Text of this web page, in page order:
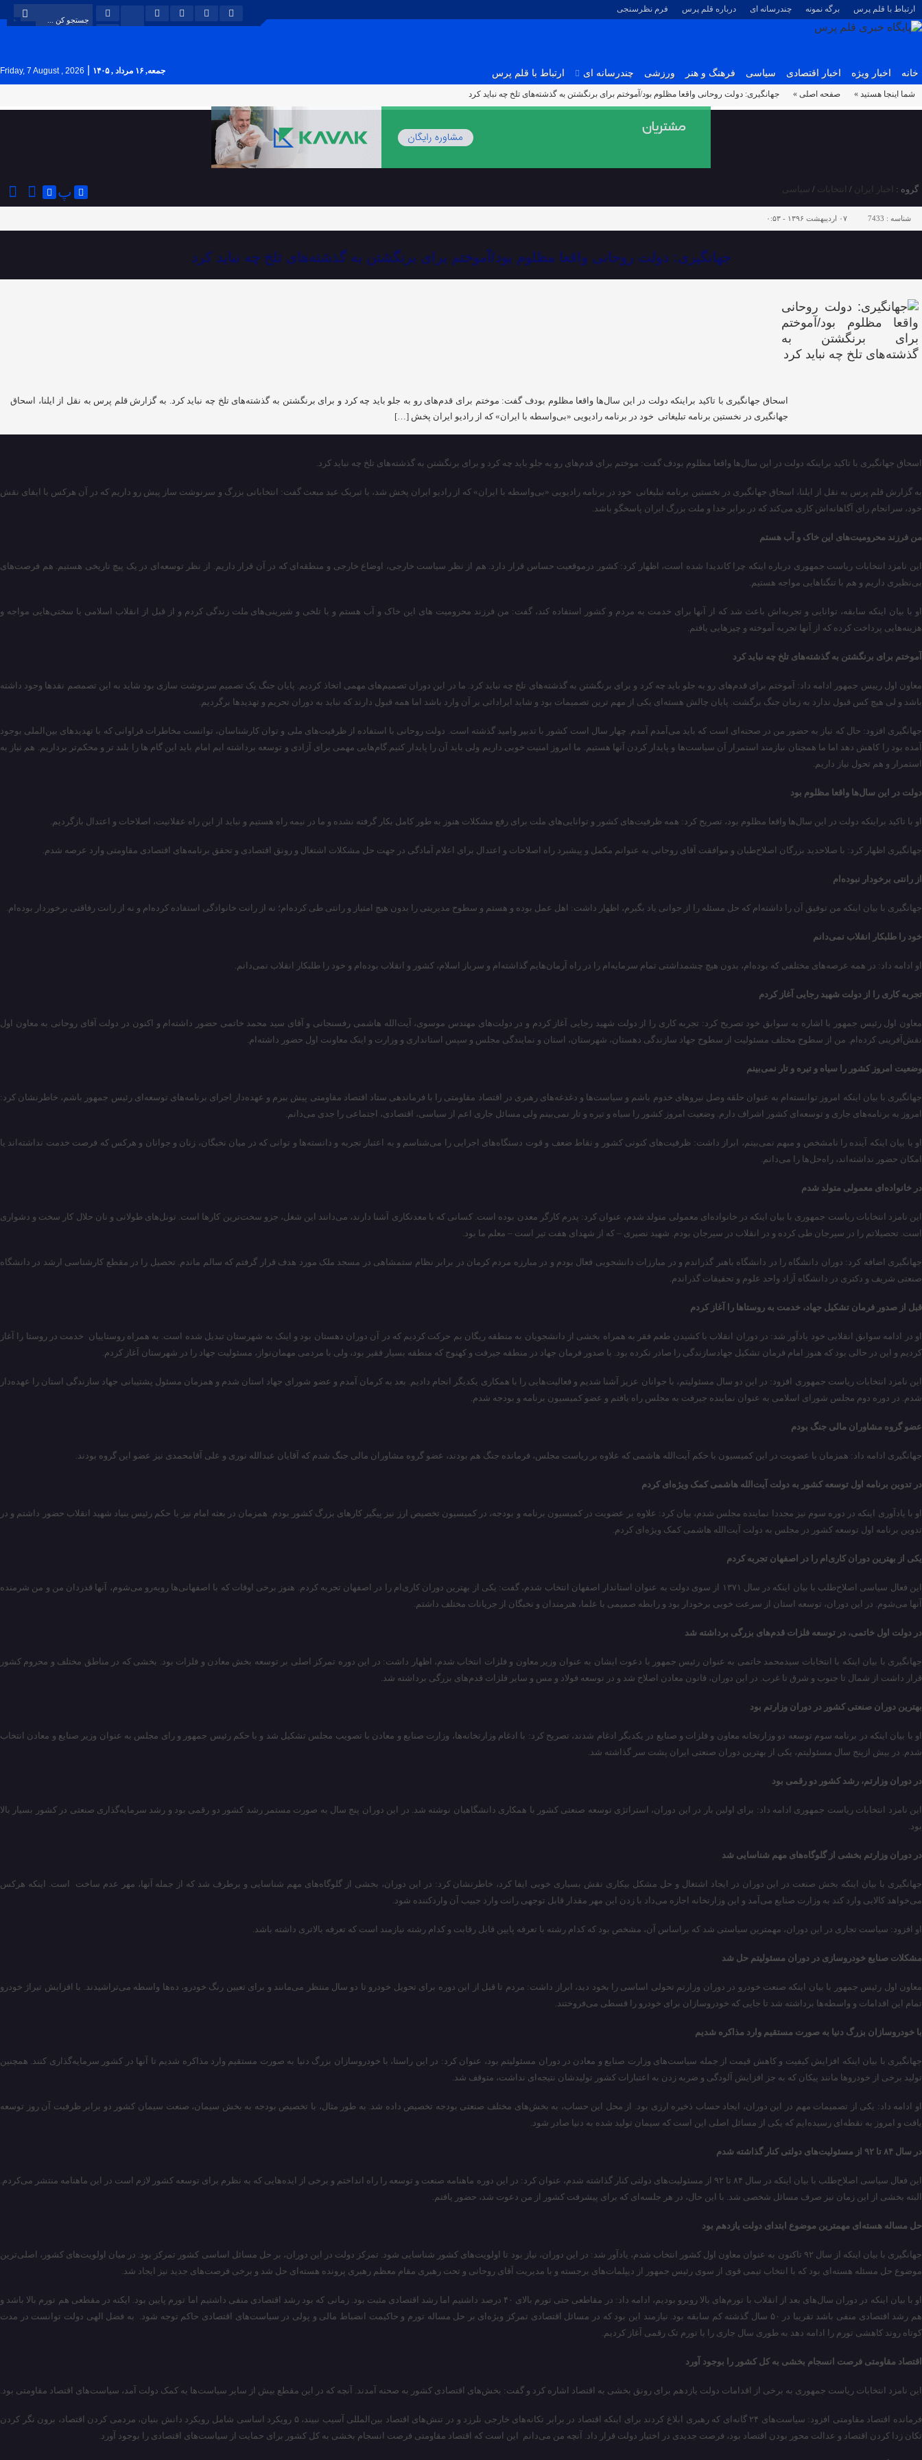
ارتباط با قلم پرس برگه نمونه چندرسانه ای درباره قلم پرس فرم نظرسنجی
خانه اخبار ویژه اخبار اقتصادی سیاسی فرهنگ و هنر ورزشی چندرسانه ای ارتباط با قلم پرس جمعه, ۱۶ مرداد , ۱۴۰۵ Friday, 7 August , 2026
شما اینجا هستید » صفحه اصلی » جهانگیری: دولت روحانی واقعا مظلوم بود/آموختم برای برنگشتن به گذشته‌های تلخ چه نباید کرد
گروه : اخبار ایران / انتخابات / سیاسی پ
شناسه : 7433 ۰۷ اردیبهشت ۱۳۹۶ - ۰:۵۳
جهانگیری: دولت روحانی واقعا مظلوم بود/آموختم برای برنگشتن به گذشته‌های تلخ چه نباید کرد
اسحاق جهانگیری با تاکید براینکه دولت در این سال‌ها واقعا مظلوم بودف گفت: موختم برای قدم‌های رو به جلو باید چه کرد و برای برنگشتن به گذشته‌های تلخ چه نباید کرد. به گزارش قلم پرس به نقل از ایلنا، اسحاق
جهانگیری در نخستین برنامه تبلیغاتی خود در برنامه رادیویی «بی‌‌واسطه با ایران» که از رادیو ایران پخش […]
اسحاق جهانگیری با تاکید براینکه دولت در این سال‌ها واقعا مظلوم بودف گفت: موختم برای قدم‌های رو به جلو باید چه کرد و برای برنگشتن به گذشته‌های تلخ چه نباید کرد.
به گزارش قلم پرس به نقل از ایلنا، اسحاق جهانگیری در نخستین برنامه تبلیغاتی خود در برنامه رادیویی «بی‌‌واسطه با ایران» که از رادیو ایران پخش شد، با تبریک عید مبعث گفت: انتخاباتی بزرگ و سرنوشت ساز پیش رو داریم که در آن هرکس با ایفای نقش
خود، سرانجام رای آگاهانه‌اش کاری می‌کند که در برابر خدا و ملت بزرگ ایران پاسخگو باشد.
من فرزند محرومیت‌های این خاک و آب هستم
این نامزد انتخابات ریاست جمهوری درباره اینکه چرا کاندیدا شده است، اظهار کرد: کشور درموقعیت حساس قرار دارد. هم از نظر سیاست خارجی، اوضاع خارجی و منطقه‌ای که در آن قرار داریم. از نظر توسعه‌ای در یک پیچ تاریخی هستیم. هم فرصت‌های
بی‌نظیری داریم و هم با تنگناهایی مواجه هستیم.
او با بیان اینکه سابقه، توانایی و تجربه‌اش باعث شد که از آنها برای خدمت به مردم و کشور استفاده کند، گفت: من فرزند محرومیت های این خاک و آب هستم و با تلخی و شیرینی‌های ملت زندگی کردم و از قبل از انقلاب اسلامی با سختی‌هایی مواجه و
هزینه‌هایی پرداخت کرده که از آنها تجربه‌ آموخته و چیزهایی یافتم.
آموختم برای برنگشتن به گذشته‌های تلخ چه نباید کرد
معاون اول رییس جمهور ادامه داد: آموختم برای قدم‌های رو به جلو باید چه کرد و برای برنگشتن به گذشته‌های تلخ چه نباید کرد. ما در این دوران تصمیم‌های مهمی اتخاذ کردیم. پایان جنگ یک تصمیم سرنوشت سازی بود شاید به این تصمصم نقدها وجود داشته
باشد و لی هیچ کس قبول ندارد به زمان جنگ برگشت. پایان چالش هسته‌ای یکی از مهم ترین تصمیمات بود و شاید ایراداتی بر آن وارد باشد اما همه قبول دارند که نباید به دوران تحریم و تهدیدها برگردیم.
جهانگیری افزود: حال که نیاز به حضور من در صحنه‌ای است که باید می‌آمدم آمدم. چهار سال است کشور با تدبیر وامید گذشته است. دولت روحانی با استفاده از ظرفیت‌های ملی و توان کارشناسان، توانست مخاطرات فراوانی که با تهدیدهای بین‌الملی بوجود
آمده بود را کاهش دهد اما ما همچنان نیازمند استمرار آن سیاست‌ها و پایدار کردن آنها هستیم. ما امروز امنیت خوبی داریم ولی باید آن را پایدار کنیم.گام‌هایی مهمی برای‌ آزادی و توسعه برداشته ایم امام باید این گا‌م ها را بلند تر و محکم‌تر برداریم. هم نیاز به
استمرار و هم تحول نیاز داریم.
دولت در این سال‌ها واقعا مظلوم بود
او با تاکید براینکه دولت در این سال‌ها واقعا مظلوم بود، تصریح کرد: همه ظرفیت‌های کشور و توانایی‌های ملت برای رفع مشکلات هنوز به طور کامل بکار گرفته نشده و ما در نیمه راه هستیم و نباید از این راه عقلانیت، اصلاحات و اعتدال بازگردیم.
جهانگیری اظهار کرد: با صلاحدید بزرگان اصلاح‌طبان و موافقت آقای روحانی به عنوانم مکمل و پیشبرد راه اصلاحات و اعتدال برای اعلام آمادگی در جهت حل مشکلات اشتغال و رونق اقتصادی و تحقق برنامه‌های اقتصادی مقاومتی وارد عرصه شدم.
از رانتی برخودار نبوده‌ام
جهانگیری با بیان اینکه من توفیق آن را داشته‌ام که حل مسئله را از جوانی یاد بگیرم، اظهار داشت: اهل عمل بوده و هستم و سطوح مدیریتی را بدون هیچ امتیاز و رانتی طی کرده‌ام؛ نه از رانت خانوادگی استفاده کرد‌ه‌ام و نه از رانت رفاقتی برخوردار بوده‌ام.
خود را طلبکار انقلاب نمی‌دانم
او ادامه داد: در همه عرصه‌های مختلفی که بوده‌ام، بدون هیچ چشمداشتی تمام سرمایه‌ام را در راه آرمان‌هایم گذاشته‌‌ام و سرباز اسلام، کشور و انقلاب بوده‌ام و خود را طلبکار انقلاب نمی‌دانم.
تجربه کاری را از دولت شهید رجایی آغاز کردم
معاون اول رئیس جمهور با اشاره به سوابق خود تصریح کرد: تجربه کاری را از دولت شهید رجایی آغاز کردم و در دولت‌های مهندس موسوی، آیت‌الله هاشمی رفسنجانی و آقای سید محمد خاتمی حضور داشته‌ام و اکنون در دولت آقای روحانی به معاون اول
نقش‌آفرینی کرده‌ام. من از سطوح مختلف مسئولیت از سطوح جهاد سازندگی دهستان، شهرستان، استان و نمایندگی مجلس و سپس استانداری و وزارت و اینک معاونت اول حضور داشته‌ام.
وضعیت امروز کشور را سیاه و تیره و تار نمی‌بینم
جهانگیری با بیان اینکه امروز توانسته‌ام به عنوان حلقه وصل نیروهای خدوم باشم و سیاست‌ها و دغدغه‌های رهبری در اقتصاد مقاومتی را با فرماندهی ستاد اقتصاد مقاومتی پیش ببرم و عهده‌دار اجرای برنامه‌های توسعه‌ای رئیس جمهور باشم، خاطرنشان کرد:
امروز به برنامه‌های جاری و توسعه‌ای کشور اشراف دارم. وضعیت امروز کشور را سیاه و تیره و تار نمی‌بینم ولی مسائل جاری اعم از سیاسی، اقتصادی، اجتماعی را جدی می‌دانم.
او با بیان اینکه آینده را نامشخص و مبهم نمی‌بینم، ابراز داشت: ظرفیت‌های کنونی کشور و نقاط ضعف و قوت دستگاه‌های اجرایی را می‌شناسم و به اعتبار تجربه و دانسته‌ها و توانی که در میان نخبگان، زنان و جوانان و هرکس که فرصت خدمت نداشته‌اند یا
امکان حضور نداشته‌اند، راه‌حل‌ها را می‌دانم.
در خانواده‌ای معمولی متولد شدم
این نامزد انتخابات ریاست جمهوری با بیان اینکه در خانواده‌ای معمولی متولد شدم، عنوان کرد: پدرم کارگر معدن بوده است. کسانی که با معدنکاری آشنا دارند، می‌دانند این شغل، جزو سخت‌ترین کارها است. تونل‌های طولانی و نان حلال کار سخت و دشواری
است. تحصیلاتم را در سیرجان طی کرده و در انقلاب در سیرجان بودم. شهید نصیری – که از شهدای هفت تیر است – معلم ما بود.
جهانگیری اضافه کرد: دوران دانشگاه را در دانشگاه باهنر گذراندم و در مبارزات دانشجویی فعال بودم و در مبارزه مردم کرمان در برابر نظام ستمشاهی در مسجد ملک مورد هدف قرار گرفتم که سالم ماندم. تحصیل را در مقطع کارشناسی ارشد در دانشگاه
صنعتی شریف و دکتری در دانشگاه آزاد واحد علوم و تحقیقات گذراندم.
قبل از صدور فرمان تشکیل جهاد، خدمت به روستاها را آغاز کردم
او در ادامه سوابق انقلابی خود یادآور شد: در دوران انقلاب با کشیدن طعم فقر به همراه بخشی از دانشجویان به منطقه ریگان بم حرکت کردیم که در آن دوران دهستان بود و اینک به شهرستان تبدیل شده است. به همراه روستاییان خدمت در روستا را آغاز
کردیم و این در حالی بود که هنوز امام فرمان تشکیل جهادسازندگی را صادر نکرده بود. با صدور فرمان جهاد در منطقه جیرفت و کهنوج که منطقه بسیار فقیر بود، ولی با مردمی مهمان‌نواز، مسئولیت جهاد را در شهرستان آغاز کردم.
این نامزد انتخابات ریاست جمهوری افزود: در این دو سال مسئولیتم، با جوانان عزیز آشنا شدیم و فعالیت‌هایی را با همکاری یکدیگر انجام دادیم. بعد به کرمان آمدم و عضو شورای جهاد استان شدم و همزمان مسئول پشتیبانی جهاد سازندگی استان را عهده‌دار
شدم. در دوره دوم مجلس شورای اسلامی به عنوان نماینده جیرفت به مجلس راه یافتم و عضو کمیسیون برنامه و بودجه شدم.
عضو گروه مشاوران مالی جنگ بودم
جهانگیری ادامه داد: همزمان با عضویت در این کمیسیون با حکم آیت‌الله هاشمی که علاوه بر ریاست مجلس، فرمانده جنگ هم بودند، عضو گروه مشاوران مالی جنگ شدم که آقایان عبدالله نوری و علی آقامحمدی نیز عضو این گروه بودند.
در تدوین برنامه اول توسعه کشور به دولت آیت‌الله هاشمی کمک ویژه‌ای کردم
او با یادآوری اینکه در دوره سوم نیز مجددا نماینده مجلس شدم، بیان کرد: علاوه بر عضویت در کمیسیون برنامه و بودجه، در کمیسیون تخصیص ارز نیز پیگیر کارهای بزرگ کشور بودم. همزمان در بعثه امام نیز با حکم رئیس بنیاد شهید انقلاب حضور داشتم و در
تدوین برنامه اول توسعه کشور در مجلس به دولت آیت‌الله هاشمی کمک ویژه‌ای کردم.
یکی از بهترین دوران کاری‌ام را در اصفهان تجربه کردم
این فعال سیاسی اصلاح‌طلب با بیان اینکه در سال ۱۳۷۱ از سوی دولت به عنوان استاندار اصفهان انتخاب شدم، گفت: یکی از بهترین دوران کاری‌ام را در اصفهان تجربه کردم. هنوز برخی اوقات که با اصفهانی‌ها روبه‌رو می‌شوم، آنها قدردان من و من شرمنده
آنها می‌شوم. در این دوران، توسعه استان از سرعت خوبی برخودار بود و رابطه صمیمی با علما، هنرمندان و نخبگان از جریانات مختلف داشتم.
در دولت اول خاتمی، در توسعه فلزات قدم‌های بزرگی برداشته شد
جهانگیری با بیان اینکه با انتخابات سیدمحمد خاتمی به عنوان رئیس جمهور با دعوت ایشان به عنوان وزیر معاون و فلزات انتخاب شدم، اظهار داشت: در این دوره تمرکز اصلی بر توسعه بخش معادن و فلزات بود. بخشی که در مناطق مختلف و محروم کشور
قرار داشت از شمال تا جنوب و شرق تا غرب. در این دوران، قانون معادن اصلاح شد و در توسعه فولاد و مس و سایر فلزات قدم‌های بزرگی برداشته شد.
بهترین دوران صنعتی کشور در دوران وزارتم بود
او با بیان اینکه در برنامه سوم توسعه دو وزارتخانه معاون و فلزات و صنایع در یکدیگر ادغام شدند، تصریح کرد: با ادغام وزارتخانه‌ها، وزارت صنایع و معادن با تصویب مجلس تشکیل شد و با حکم رئیس جمهور و رای مجلس به عنوان وزیر صنایع و معادن انتخاب
شدم. در بیش ازپنج سال مسئولیتم، یکی از بهترین دوران صنعتی ایران پشت سر گذاشته شد.
در دوران وزارتم، رشد کشور دو رقمی بود
این نامزد انتخابات ریاست جمهوری ادامه داد: برای اولین بار در این دوران، استراتژی توسعه صنعتی کشور با همکاری دانشگاهیان نوشته شد. در این دوران پنج سال به صورت مستمر رشد کشور دو رقمی بود و رشد سرمایه‌گذاری صنعتی در کشور بسیار بالا
بود.
در دوران وزارتم بخشی از گلوگاه‌های مهم شناسایی شد
جهانگیری با بیان اینکه بخش صنعت در این دوران در ایجاد اشتغال و حل مشکل بیکاری نقش بسیاری خوبی ایفا کرد، خاطرنشان کرد: در این دوران، بخشی از گلوگاه‌های مهم شناسایی و برطرف شد که از جمله آنها، مهر عدم ساخت است. اینکه هرکس
می‌خواهد کالایی وارد کند به وزارت صنایع می‌آمد و این وزارتخانه اجازه می‌داد با زدن این مهر مقدار قابل توجهی رانت وارد جبیب آن واردکننده شود.
او افزود: سیاست تجاری در این دوران، مهمترین سیاستی شد که براساس آن، مشخص بود که کدام رشته با تعرفه پایین قابل رقابت و کدام رشته نیازمند است که تعرفه بالاتری داشته باشد.
مشکلات صنایع خودروسازی در دوران مسئولیتم حل شد
معاون اول رئیس جمهور با بیان اینکه صنعت خودرو در دوران وزارتم تحولی اساسی را بخود دید، ابراز داشت: مردم تا قبل از این دوره برای تحویل خودرو تا دو سال منتظر می‌مانند و برای تعیین رنگ خودرو، ده‌ها واسطه می‌تراشیدند. با افزایش تیراژ خودرو
تمام این اقدامات و واسطه‌ها برداشته شد تا جایی که خودروسازان برای خودرو را قسطی می‌فروختند.
با خودروسازان بزرگ دنیا به صورت مستقیم وارد مذاکره شدیم
جهانگیری با بیان اینکه افزایش کیفیت و کاهش قیمت از جمله سیاست‌های وزارت صنایع و معادن در دوران مسئولیتم بود، عنوان کرد: در این راستا، با خودروسازان بزرگ دنیا به صورت مستقیم وارد مذاکره شدیم تا آنها در کشور سرمایه‌گذاری کنند. همچنین
تولید برخی از خودروها مانند پیکان که به جز افزایش آلودگی و ضربه زدن به اعتبارات کشور تولیدشان نتیجه‌‌ای نداشت، متوقف شد.
او ادامه داد: یکی از تصمیمات مهم در این دوران، ایجاد حساب ذخیره ارزی بود. از محل این حساب، به بخش‌های مختلف صنعتی بودجه تخصیص داده شد. به طور مثال، با تخصیص بودجه به بخش سیمان، صنعت سیمان کشور دو برابر ظرفیت آن روز توسعه
یافت و امروز به نقطه‌ای رسیده‌ایم که یکی از مسائل اصلی این است که سیمان تولید شده به دنیا صادر شود.
در سال ۸۴ تا ۹۲ از مسئولیت‌های دولتی کنار گذاشته شدم
این فعال سیاسی اصلاح‌طلب با بیان اینکه در سال ۸۴ تا ۹۲ از مسئولیت‌های دولتی کنار گذاشته شدم، عنوان کرد: در این دوره ماهنامه صنعت و توسعه را راه انداختم و برخی از ایده‌هایی که به نظرم برای توسعه کشور لازم است در این ماهنامه منتشر می‌کردم.
البته بخشی از این زمان نیز صرف مسائل شخصی شد. با این حال، در هر جلسه‌ای که برای پیشرفت کشور از من دعوت شد، حضور یافتم.
حل مساله هسته‌ای مهمترین موضوع ابتدای دولت یازدهم بود
جهانگیری با بیان اینکه از سال ۹۲ تاکنون به عنوان معاون اول کشور انتخاب شدم، یادآور شد: در این دوران، نیاز بود تا اولویت‌های کشور شناسایی شود. تمرکز دولت در این دوران، بر حل مسائل اساسی کشور تمرکز بود. در میان اولویت‌های کشور، اصلی‌ترین
موضوع حل مسئله هسته‌ای بود که با انتخاب تیمی قوی از سوی رئیس جمهور از دیپلمات‌های برجسته و با مدیریت آقای روحانی و تحت رهبری مقام معظم رهبری پرونده هسته‌ای حل شد و برخی فرصت‌های جدید نیز ایجاد شد.
او با بیان اینکه در دوران سال‌های بعد از انقلاب با تورم‌های بالا روبرو بودیم، ادامه داد: در مقاطعی حتی تورم بالای ۴۰ درصد داشتیم اما رشد اقتصادی مثبت بود. زمانی که بود رشد اقتصادی منفی داشتیم اما تورم پایین بود. ایکنه در مقطعی هم تورم بالا باشد و
هم رشد اقتصادی منفی باشد تقریبا در ۵۰ سال گذشته کم سابقه بود. نیازمند این بود که در مسائل اقتصادی تمرکز ویژه‌ای بر حل مساله تورم و حاکیمت انضباط مالی و پولی در سیاست‌های اقتصادی حاکم توجه شود. به فضل الهی دولت توانست در مدت
کوتاه روند کاهشی تورم را ادامه دهد به طوری سال جاری را با تورم تک رقمی آغاز کردیم.
اقتصاد مقاومتی فرصت انسجام بخشی به کل کشور را بوجود آورد
این نامزد انتخابات ریاست جمهوری به برخی از اقدامات دولت یازدهم برای رونق بخشی به اقتصاد اشاره کرد و گفت: بخش‌های اقتصادی کشور به صحنه‌ آمدند. آنچه که در این مقطع بیش از سایر سیاست‌ها به کمک دولت آمد، سیاست‌های اقتصاد مقاومتی بود.
فرمانده اقتصاد مقاومتی افزود: سیاست‌های ۲۴ گانه‌ای که رهبری ابلاغ کردند برای اینکه اقتصاد در برابر تکانه‌های خارجی نلرزد و در تنش‌های اقتصاد بین‌المللی آسیب نبیند، ۵ رویکرد اساسی شامل رویکرد دانش بنیان، مردمی کردن اقتصاد، برون نگر کردن
تکان زدا کردن اقتصاد و عدالت محور بودن اقتصاد بود، فرصت جدیدی در اختیار دولت قرار داد. آنچه من می‌دانم این است که اقتصاد مقاومتی فرصت انسجام بخشی به کل کشور برای حمایت از سیاست‌های اقتصادی را بوجود آورد.